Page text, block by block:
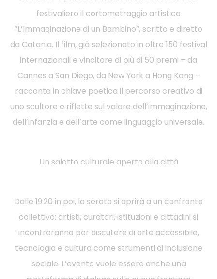
festivaliero il cortometraggio artistico
“L’Immaginazione di un Bambino”, scritto e diretto
da Catania. Il film, già selezionato in oltre 150 festival
internazionali e vincitore di più di 50 premi – da
Cannes a San Diego, da New York a Hong Kong –
racconta in chiave poetica il percorso creativo di
uno scultore e riflette sul valore dell’immaginazione,
dell’infanzia e dell’arte come linguaggio universale.
Un salotto culturale aperto alla città
Dalle 19:20 in poi, la serata si aprirà a un confronto
collettivo: artisti, curatori, istituzioni e cittadini si
incontreranno per discutere di arte accessibile,
tecnologia e cultura come strumenti di inclusione
sociale. L’evento vuole essere anche una